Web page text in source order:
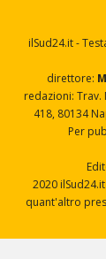
ilSud24.it -
direttore:
redazioni: Trav.
418, 80134
Per
2020
quant'altro